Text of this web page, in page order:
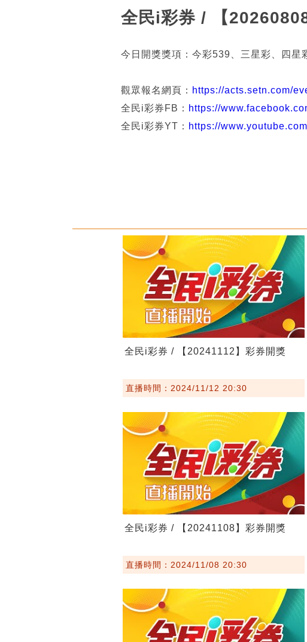
全民i彩券 / 【
今日開獎獎項：今彩539、三星彩、四星
觀眾報名網頁： https://acts.setn.com/
全民i彩券FB： https://
全民i彩券YT： https://
全民i彩券 / 【20241112】彩券開獎
直播時間：2024/11/12 20:30
全民i彩券 / 【20241108】彩券開獎
直播時間：2024/11/08 20:30